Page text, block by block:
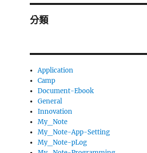
分類
Application
Camp
Document-Ebook
General
Innovation
My_Note
My_Note-App-Setting
My_Note-pLog